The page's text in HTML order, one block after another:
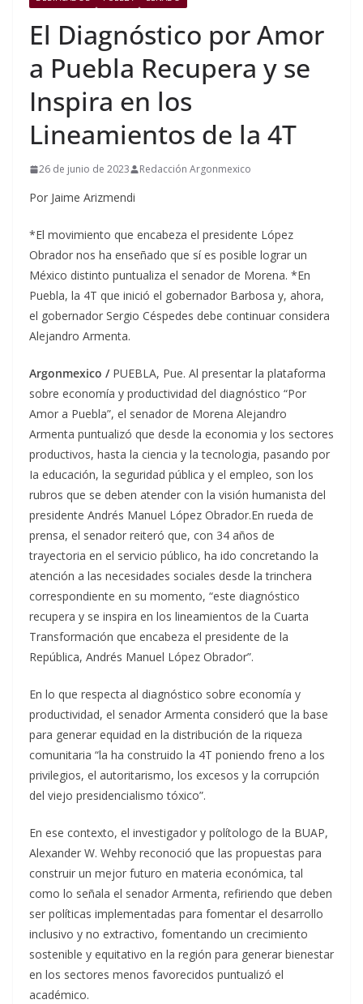
El Diagnóstico por Amor
a Puebla Recupera y se
Inspira en los
Lineamientos de la 4T
26 de junio de 2023 Redacción Argonmexico
Por Jaime Arizmendi
*El movimiento que encabeza el presidente López
Obrador nos ha enseñado que sí es posible lograr un
México distinto puntualiza el senador de Morena. *En
Puebla, la 4T que inició el gobernador Barbosa y, ahora,
el gobernador Sergio Céspedes debe continuar considera
Alejandro Armenta.
Argonmexico / PUEBLA, Pue. Al presentar la plataforma
sobre economía y productividad del diagnóstico “Por
Amor a Puebla”, el senador de Morena Alejandro
Armenta puntualizó que desde la economia y los sectores
productivos, hasta la ciencia y la tecnologia, pasando por
Ia educación, la seguridad pública y el empleo, son los
rubros que se deben atender con la visión humanista del
presidente Andrés Manuel López Obrador.En rueda de
prensa, el senador reiteró que, con 34 años de
trayectoria en el servicio público, ha ido concretando la
atención a las necesidades sociales desde la trinchera
correspondiente en su momento, “este diagnóstico
recupera y se inspira en los lineamientos de la Cuarta
Transformación que encabeza el presidente de la
República, Andrés Manuel López Obrador”.
En lo que respecta al diagnóstico sobre economía y
productividad, el senador Armenta consideró que la base
para generar equidad en la distribución de la riqueza
comunitaria “la ha construido la 4T poniendo freno a los
privilegios, el autoritarismo, los excesos y la corrupción
del viejo presidencialismo tóxico”.
En ese contexto, el investigador y polítologo de la BUAP,
Alexander W. Wehby reconoció que las propuestas para
construir un mejor futuro en materia económica, tal
como lo señala el senador Armenta, refiriendo que deben
ser políticas implementadas para fomentar el desarrollo
inclusivo y no extractivo, fomentando un crecimiento
sostenible y equitativo en la región para generar bienestar
en los sectores menos favorecidos puntualizó el
académico.